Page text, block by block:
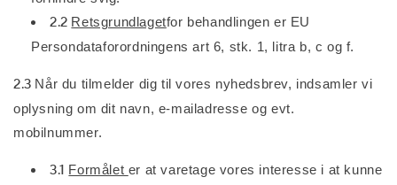
2.2 Retsgrundlagetfor behandlingen er EU
Persondataforordningens art 6, stk. 1, litra b, c og f.
2.3 Når du tilmelder dig til vores nyhedsbrev, indsamler vi
oplysning om dit navn, e-mailadresse og evt.
mobilnummer.
3.1 Formålet er at varetage vores interesse i at kunne